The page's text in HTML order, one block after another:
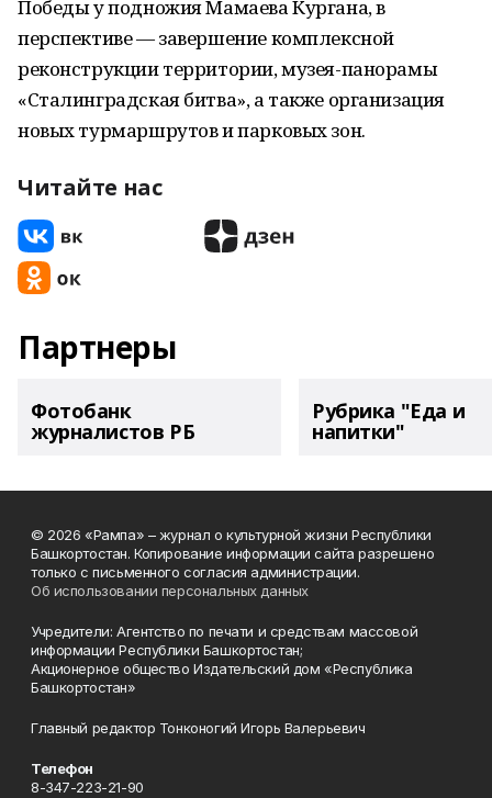
Победы у подножия Мамаева Кургана, в
перспективе — завершение комплексной
реконструкции территории, музея-панорамы
«Сталинградская битва», а также организация
новых турмаршрутов и парковых зон.
Читайте нас
Партнеры
Фотобанк
журналистов РБ
Рубрика "Еда и
напитки"
© 2026 «Рампа» – журнал о культурной жизни Республики
Башкортостан. Копирование информации сайта разрешено
только с письменного согласия администрации.
Об использовании персональных данных
Учредители: Агентство по печати и средствам массовой
информации Республики Башкортостан;
Акционерное общество Издательский дом «Республика
Башкортостан»
Главный редактор Тонконогий Игорь Валерьевич
Телефон
8-347-223-21-90